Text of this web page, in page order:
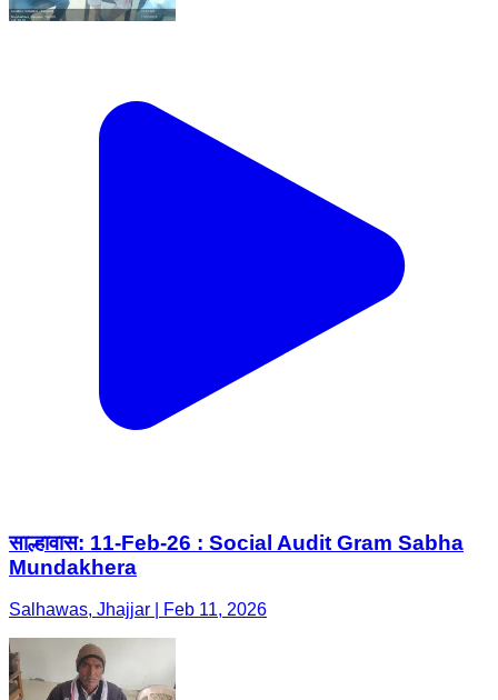
साल्हावास: 11-Feb-26 : Social Audit Gram Sabha
Mundakhera
Salhawas, Jhajjar | Feb 11, 2026